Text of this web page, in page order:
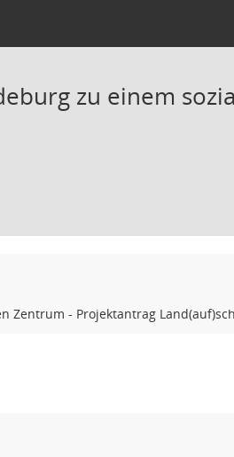
zu einem
Zentrum - Projektantrag